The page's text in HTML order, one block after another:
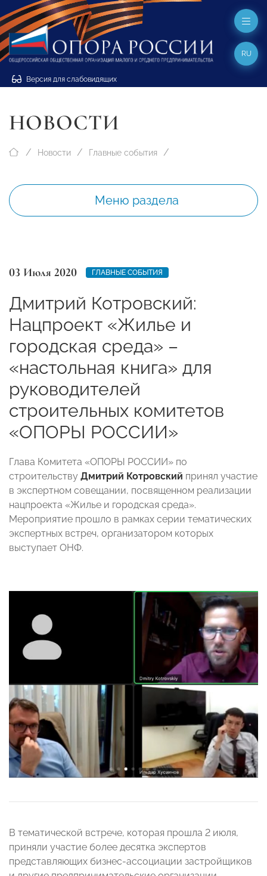
Версия для слабовидящих
RU
НОВОСТИ
Новости Главные события
Меню раздела
03 Июля 2020 ГЛАВНЫЕ СОБЫТИЯ
Дмитрий Котровский:
Нацпроект «Жилье и
городская среда» –
«настольная книга» для
руководителей
строительных комитетов
«ОПОРЫ РОССИИ»
Глава Комитета «ОПОРЫ РОССИИ» по
строительству Дмитрий Котровский принял участие
в экспертном совещании, посвященном реализации
нацпроекта «Жилье и городская среда».
Мероприятие прошло в рамках серии тематических
экспертных встреч, организатором которых
выступает ОНФ.
В тематической встрече, которая прошла 2 июля,
приняли участие более десятка экспертов
представляющих бизнес-ассоциации застройщиков